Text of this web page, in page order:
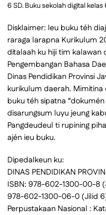
6 SD. Buku sekolah digital kelas
Disklaimer: Ieu buku téh
raraga larapna Kurikulum
ditalaah ku hiji tim kalawan
Pengembangan Bahasa
Dinas Pendidikan Provinsi
kurikulum daerah. Mimitina
buku téh sipatna
disarungsum luyu jeung
Pangdeudeul ti rupining
ajén ieu buku.
Dipedalkeun ku:
DINAS PENDIDIKAN
ISBN: 978-602-1300-00-8
978-602-1300-06-0 (Jilid
Perpustakaan Nasional :